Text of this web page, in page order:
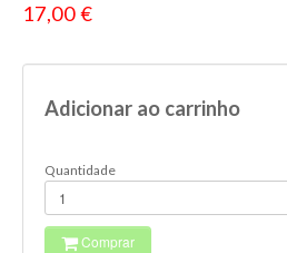
17,00 €
Adicionar ao carrinho
Quantidade
Comprar